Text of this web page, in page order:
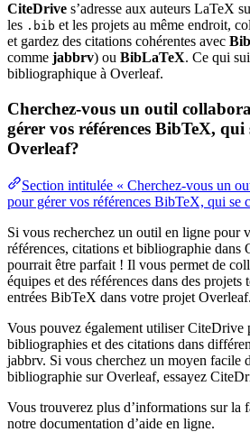
CiteDrive s’adresse aux auteurs LaTeX
les .bib et les projets au même endroit,
et gardez des citations cohérentes avec
comme jabbrv) ou BibLaTeX. Ce qui
bibliographique à Overleaf.
Cherchez-vous un outil
gérer vos références BibTeX, qui
Overleaf?
Section intitulée « Cherchez-vous un
pour gérer vos références BibTeX, qui se
Si vous recherchez un outil en ligne pour
références, citations et bibliographie dans
pourrait être parfait ! Il vous permet de
équipes et des références dans des
entrées BibTeX dans votre projet Overleaf.
Vous pouvez également utiliser CiteDrive
bibliographies et des citations dans
jabbrv. Si vous cherchez un moyen facile
bibliographie sur Overleaf, essayez
Vous trouverez plus d’informations sur la
notre documentation d’aide en ligne.